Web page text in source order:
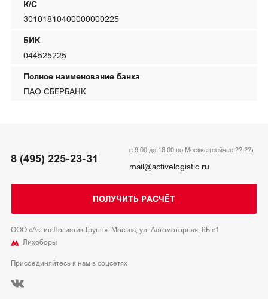
К/С
30101810400000000225
БИК
044525225
Полное наименование банка
ПАО СБЕРБАНК
8 (495) 225-23-31
с 9:00 до 18:00 по Москве (сейчас ??:??)
mail@activelogistic.ru
ПОЛУЧИТЬ РАСЧЁТ
ООО «Актив Логистик Групп». Москва, ул. Автомоторная, 6Б с1
Лихоборы
Присоединяйтесь к нам в соцсетях